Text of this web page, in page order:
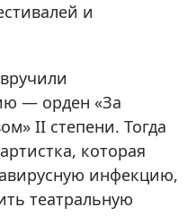
и
— орден «За
II степени. Тогда
которая
инфекцию,
театральную